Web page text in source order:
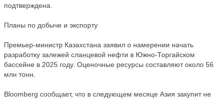
подтверждена.
Планы по добыче и экспорту
Премьер-министр Казахстана заявил о намерении начать
разработку залежей сланцевой нефти в Южно-Торгайском
бассейне в 2025 году. Оценочные ресурсы составляют около 56
млн тонн.
Bloomberg сообщает, что в следующем месяце Азия закупит не